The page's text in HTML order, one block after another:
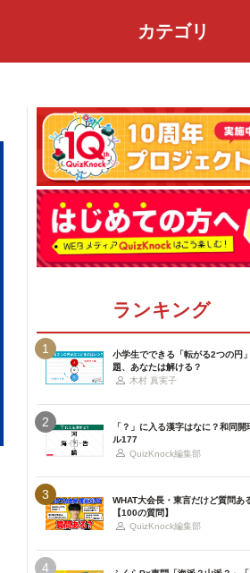
カテゴリ
ランキング
1
小学生でできる「転がる2つの円
題、あなたは解ける？
木村 真実子
2
「？」に入る漢字はなに？和同開
ル177
QuizKnock編集部
3
WHAT大会長・東言だけど質問あ
【100の質問】
QuizKnock編集部
4